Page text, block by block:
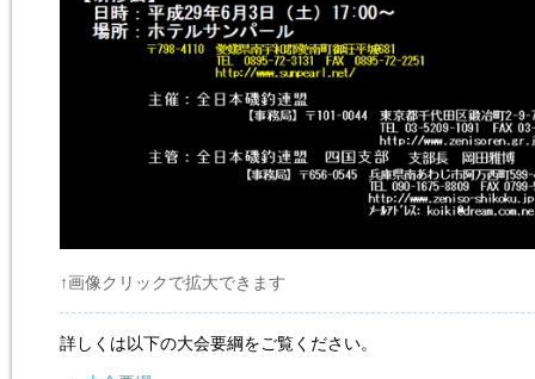
↑画像クリックで拡大できます
詳しくは以下の大会要綱をご覧ください。